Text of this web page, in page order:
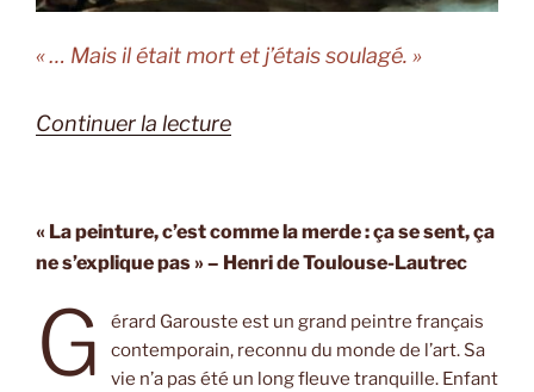
« … Mais il était mort et j’étais soulagé. »
Continuer la lecturede
Gérard
Garouste
Judith
Perrignon »
« La peinture, c’est comme la merde : ça se sent, ça
ne s’explique pas » – Henri de Toulouse-Lautrec
G
érard Garouste est un grand peintre français
contemporain, reconnu du monde de l’art. Sa
vie n’a pas été un long fleuve tranquille. Enfant